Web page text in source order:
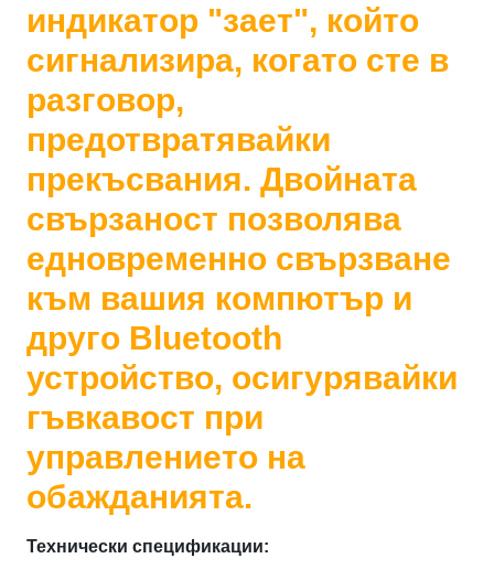
индикатор "зает", който
сигнализира, когато сте в
разговор,
предотвратявайки
прекъсвания. Двойната
свързаност позволява
едновременно свързване
към вашия компютър и
друго Bluetooth
устройство, осигурявайки
гъвкавост при
управлението на
обажданията.
Технически спецификации: